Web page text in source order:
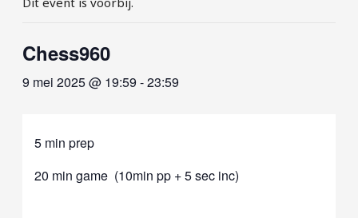
Chess960
9 mei 2025 @ 19:59 -23:59
5 min prep
20 min game (10min pp + 5 sec inc)